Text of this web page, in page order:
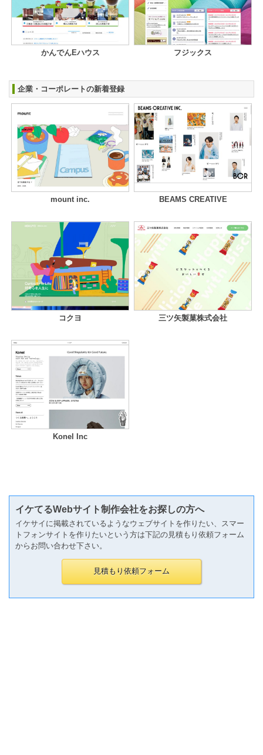
かんでんEハウス フジックス
企業・コーポレートの新着登録
mount inc. BEAMS CREATIVE
コクヨ 三ツ矢製菓株式会社
Konel Inc
イケてるWebサイト制作会社をお探しの方へ
イケサイに掲載されているようなウェブサイトを作りたい、スマー
トフォンサイトを作りたいという方は下記の見積もり依頼フォーム
からお問い合わせ下さい。